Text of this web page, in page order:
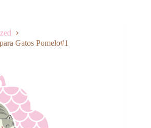
Gatos Pomelo#1